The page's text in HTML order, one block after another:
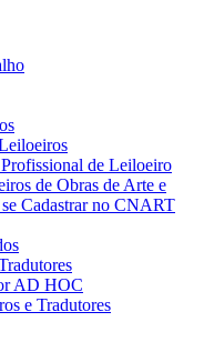
de Leiloeiro
de Obras de Arte e
Cadastrar no CNART
AD HOC
e Tradutores